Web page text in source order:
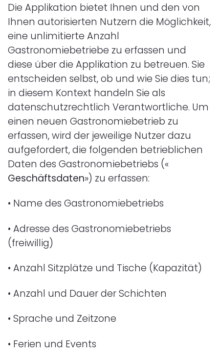
Die Applikation bietet Ihnen und den von
Ihnen autorisierten Nutzern die Möglichkeit,
eine unlimitierte Anzahl
Gastronomiebetriebe zu erfassen und
diese über die Applikation zu betreuen. Sie
entscheiden selbst, ob und wie Sie dies tun;
in diesem Kontext handeln Sie als
datenschutzrechtlich Verantwortliche. Um
einen neuen Gastronomiebetrieb zu
erfassen, wird der jeweilige Nutzer dazu
aufgefordert, die folgenden betrieblichen
Daten des Gastronomiebetriebs («
Geschäftsdaten») zu erfassen:
• Name des Gastronomiebetriebs
•Adresse des Gastronomiebetriebs
(freiwillig)
•Anzahl Sitzplätze und Tische (Kapazität)
•Anzahl und Dauer der Schichten
•Sprache und Zeitzone
• Ferien und Events